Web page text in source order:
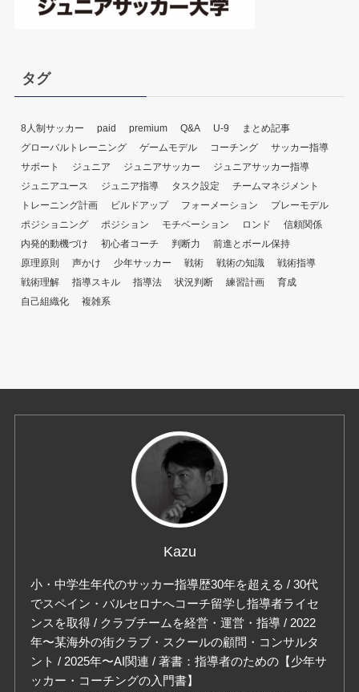
タグ
8人制サッカー paid premium Q&A U-9
まとめ記事
グローバルトレーニング
ゲームモデル コーチング
サッカー指導
サポート
ジュニア ジュニアサッカー
ジュニアサッカー指導
ジュニアユース
ジュニア指導 タスク設定
チームマネジメント
トレーニング計画
ビルドアップ フォーメーション
プレーモデル
ポジショニング
ポジション モチベーション ロンド
信頼関係
内発的動機づけ
初心者コーチ 判断力
前進とボール保持
原理原則
声かけ 少年サッカー 戦術 戦術の知識
戦術指導
戦術理解
指導スキル 指導法 状況判断 練習計画
育成
自己組織化
複雑系
Kazu
小・中学生年代のサッカー指導歴30年を超える / 30代
でスペイン・バルセロナへコーチ留学し指導者ライセ
ンスを取得 / クラブチームを経営・運営・指導 / 2022
年〜某海外の街クラブ・スクールの顧問・コンサルタ
ント / 2025年〜AI関連 / 著書：指導者のための【少年サ
ッカー・コーチングの入門書】